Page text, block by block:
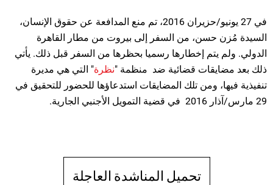
في 27 يونيو/حزيران 2016، تم منع المدافعة عن حقوق الإنسان،
السيدة مُزن حسن، من السفر إلى بيروت من مطار القاهرة
الدولي. ولم يتم إخطارها رسميا بحظرها من السفر قبل ذلك. يأتي
ذلك بعد مضايقات قضائية ضد منظمة "نظرة" التي هي مديرة
تنفيذية فيها، ومن تلك المضايقات استدعاؤها للحضور للتحقيق في
29 مارس/آذار 2016 في قضية التمويل الأجنبي الجارية.
تحميل المناشدة العاجلة